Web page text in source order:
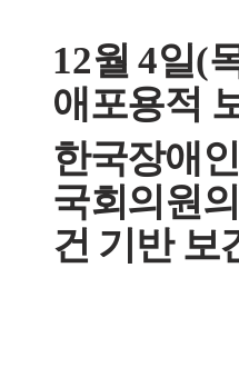
12월4일(
애포용적
한국장애
국회의원
건 기반 보